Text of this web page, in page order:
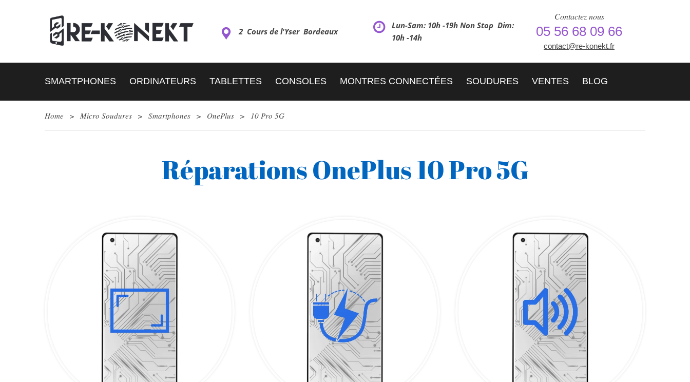
2 Cours de l'Yser Bordeaux
Lun-Sam: 10h -19h Non Stop Dim:
10h -14h
Contactez nous
05 56 68 09 66
contact@re-konekt.fr
SMARTPHONES ORDINATEURS TABLETTES CONSOLES MONTRES CONNECTÉES SOUDURES VENTES BLOG
Home > Micro Soudures > Smartphones > OnePlus > 10 Pro 5G
Réparations OnePlus 10 Pro 5G